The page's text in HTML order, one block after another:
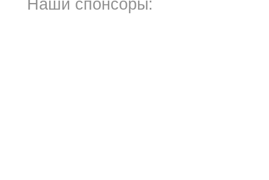
Наши спонсоры: